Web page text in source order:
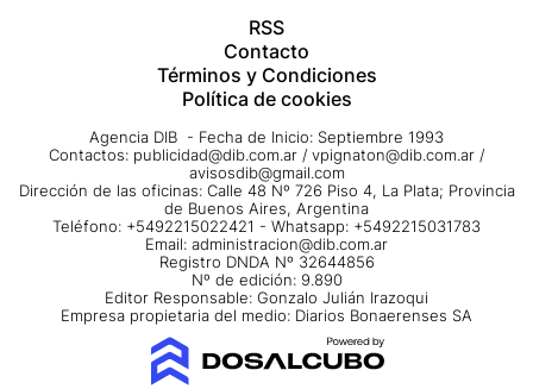
RSS
Contacto
Términos y Condiciones
Política de cookies
Agencia DIB - Fecha de Inicio: Septiembre 1993
Contactos: publicidad@dib.com.ar / vpignaton@dib.com.ar /
avisosdib@gmail.com
Dirección de las oficinas: Calle 48 Nº 726 Piso 4, La Plata; Provincia
de Buenos Aires, Argentina
Teléfono: +5492215022421 - Whatsapp: +5492215031783
Email: administracion@dib.com.ar
Registro DNDA Nº 32644856
Nº de edición: 9.890
Editor Responsable: Gonzalo Julián Irazoqui
Empresa propietaria del medio: Diarios Bonaerenses SA